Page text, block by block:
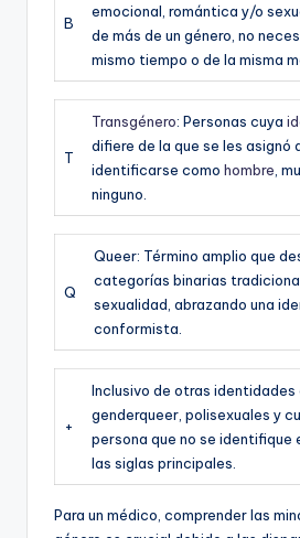
B
emocional, romántica y/o
de más de un género, no
mismo tiempo o de la misma
T
Transgénero: Personas cuya
difiere de la que se les asignó
identificarse como hombre,
ninguno.
Q
Queer: Término amplio que
categorías binarias
sexualidad, abrazando una
conformista.
+
Inclusivo de otras identidades
genderqueer, polisexuales y
persona que no se
las siglas principales.
Para un médico, comprender las